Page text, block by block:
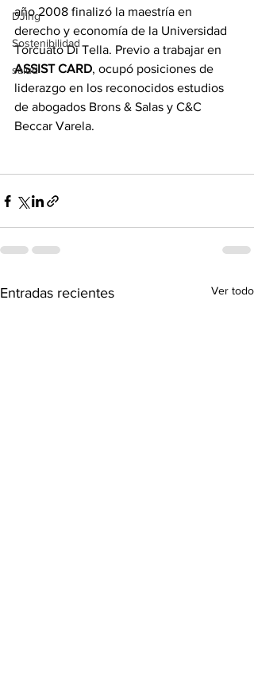
DJing
Sostenibilidad
salud
año 2008 finalizó la maestría en
derecho y economía de la Universidad
Torcuato Di Tella. Previo a trabajar en
ASSIST CARD, ocupó posiciones de
liderazgo en los reconocidos estudios
de abogados Brons & Salas y C&C
Beccar Varela.
Entradas recientes Ver todo